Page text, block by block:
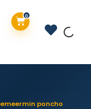
0
poncho